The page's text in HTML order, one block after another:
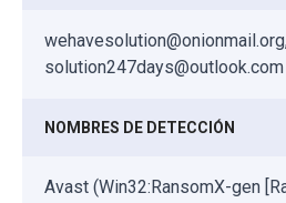
solution247days@outlook.com
NOMBRES DE DETECCIÓN
Avast (Win32:RansomX-gen